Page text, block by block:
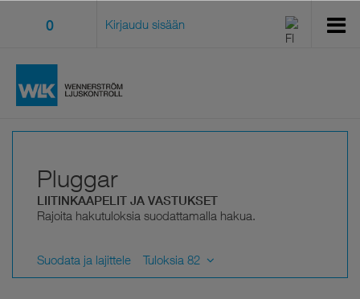
0 Kirjaudu sisään
Pluggar
LIITINKAAPELIT JA VASTUKSET
Rajoita hakutuloksia suodattamalla hakua.
Suodata ja lajittele Tuloksia 82